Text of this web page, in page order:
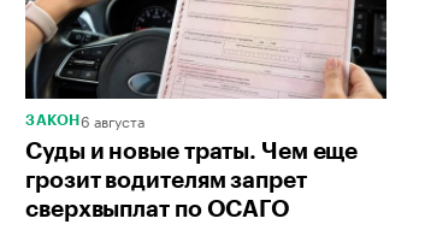
ЗАКОН 6 августа
Суды и новые траты. Чем еще
грозит водителям запрет
сверхвыплат по ОСАГО